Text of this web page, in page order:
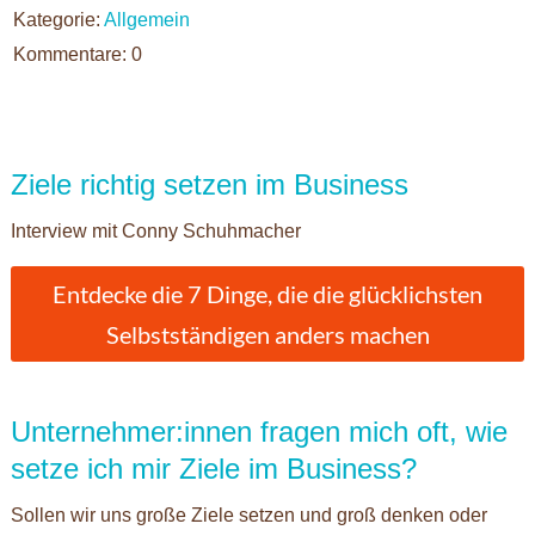
Kategorie:Allgemein
Kommentare: 0
Ziele richtig setzen im Business
Interview mit Conny Schuhmacher
Entdecke die 7 Dinge, die die glücklichsten
Selbstständigen anders machen
Unternehmer:innen fragen mich oft, wie
setze ich mir Ziele im Business?
Sollen wir uns große Ziele setzen und groß denken oder